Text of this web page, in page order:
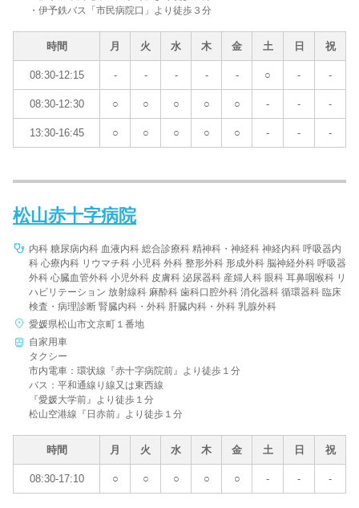
・伊予鉄バス「市民病院口」より徒歩３分
時間 月 火 水 木 金 土 日 祝
08:30-12:15 - - - - - ○ - -
08:30-12:30 ○ ○ ○ ○ ○ - - -
13:30-16:45 ○ ○ ○ ○ ○ - - -
松山赤十字病院
内科 糖尿病内科 血液内科 総合診療科 精神科・神経科 神経内科 呼吸器内
科 心療内科 リウマチ科 小児科 外科 整形外科 形成外科 脳神経外科 呼吸器
外科 心臓血管外科 小児外科 皮膚科 泌尿器科 産婦人科 眼科 耳鼻咽喉科 リ
ハビリテーション 放射線科 麻酔科 歯科口腔外科 消化器科 循環器科 臨床
検査・病理診断 腎臓内科・外科 肝臓内科・外科 乳腺外科
愛媛県松山市文京町１番地
自家用車
タクシー
市内電車：環状線『赤十字病院前』より徒歩１分
バス：平和通線り線又は東西線
『愛媛大学前』より徒歩１分
松山空港線『日赤前』より徒歩１分
時間 月 火 水 木 金 土 日 祝
08:30-17:10 ○ ○ ○ ○ ○ - - -